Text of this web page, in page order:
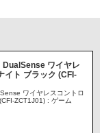
ワイヤレ
イト ブラック (CFI-
ワイヤレスコントロ
ZCT1J01) : ゲーム